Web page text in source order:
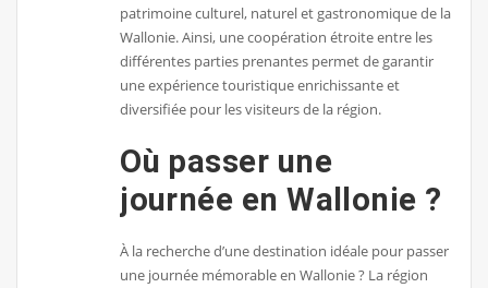
patrimoine culturel, naturel et gastronomique de la
Wallonie. Ainsi, une coopération étroite entre les
différentes parties prenantes permet de garantir
une expérience touristique enrichissante et
diversifiée pour les visiteurs de la région.
Où passer une
journée en Wallonie ?
À la recherche d’une destination idéale pour passer
une journée mémorable en Wallonie ? La région